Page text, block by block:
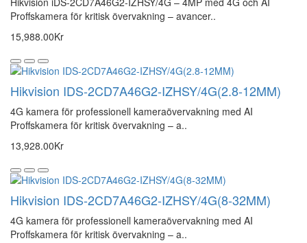
Proffskamera för kritisk övervakning – avancer..
15,988.00Kr
Hikvision IDS-2CD7A46G2-IZHSY/4G(2.8-12MM)
4G kamera för professionell kameraövervakning med AI
Proffskamera för kritisk övervakning – a..
13,928.00Kr
Hikvision IDS-2CD7A46G2-IZHSY/4G(8-32MM)
4G kamera för professionell kameraövervakning med AI
Proffskamera för kritisk övervakning – a..